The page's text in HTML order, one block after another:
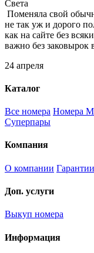
Света
Поменяла свой
не так уж и дорого
как на сайте без
важно без заковырок
24 апреля
Каталог
Все номера Номера
Суперпары
Компания
О компании Гарантии
Доп. услуги
Выкуп номера
Информация